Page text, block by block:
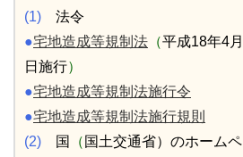
(1) 法令
●宅地造成等規制法 （平成18年4
日施行）
●宅地造成等規制法施行令
●宅地造成等規制法施行規則
(2) 国 （ 国土交通省）のホーム